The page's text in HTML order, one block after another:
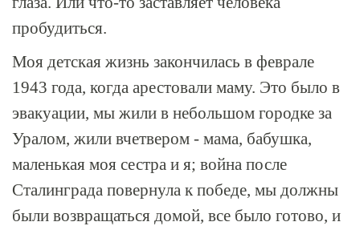
пробудиться.
Моя детская жизнь закончилась в феврале
1943 года, когда арестовали маму. Это было в
эвакуации, мы жили в небольшом городке за
Уралом, жили вчетвером - мама, бабушка,
маленькая моя сестра и я; война после
Сталинграда повернула к победе, мы должны
были возвращаться домой, все было готово, и